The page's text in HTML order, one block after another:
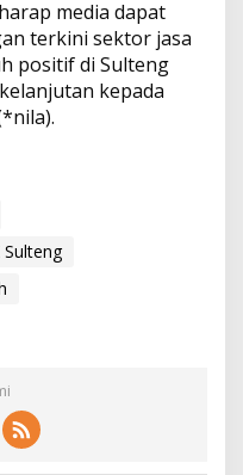
media dapat
terkini sektor jasa
positif di Sulteng
kepada
Sulteng